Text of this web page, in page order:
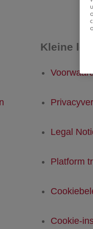
Kleine
Legal
Platform
Cookie-